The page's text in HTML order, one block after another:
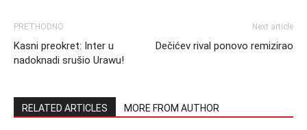
PRETHODNO
Kasni preokret: Inter u
nadoknadi srušio Urawu!
Next article
Dečićev rival ponovo remizirao
RELATED ARTICLES MORE FROM AUTHOR